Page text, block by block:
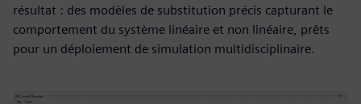
résultat : des modèles de substitution précis capturant le
comportement du système linéaire et non linéaire, prêts
pour un déploiement de simulation multidisciplinaire.